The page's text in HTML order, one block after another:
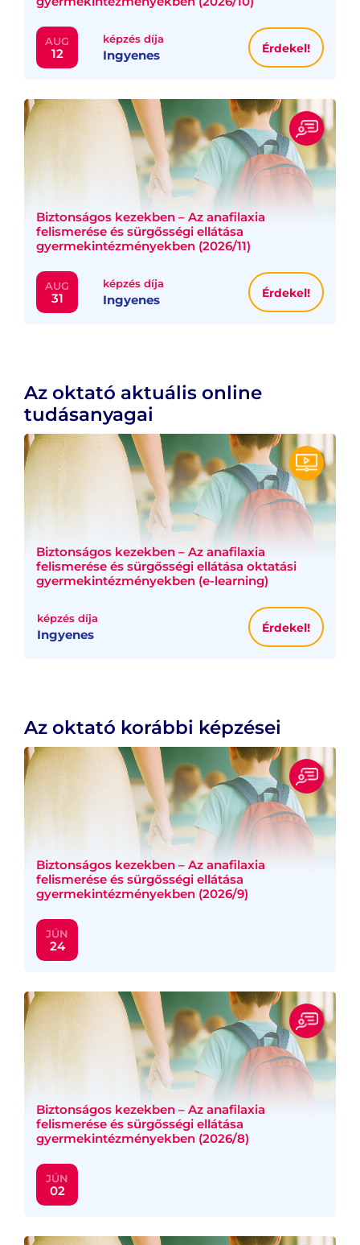
AUG
12
képzés díja
Ingyenes Érdekel!
Biztonságos kezekben – Az anafilaxia
felismerése és sürgősségi ellátása
gyermekintézményekben (2026/11)
AUG
31
képzés díja
Ingyenes Érdekel!
Az oktató aktuális online
tudásanyagai
Biztonságos kezekben – Az anafilaxia
felismerése és sürgősségi ellátása oktatási
gyermekintézményekben (e-learning)
képzés díja
Ingyenes Érdekel!
Az oktató korábbi képzései
Biztonságos kezekben – Az anafilaxia
felismerése és sürgősségi ellátása
gyermekintézményekben (2026/9)
JÚN
24
Biztonságos kezekben – Az anafilaxia
felismerése és sürgősségi ellátása
gyermekintézményekben (2026/8)
JÚN
02